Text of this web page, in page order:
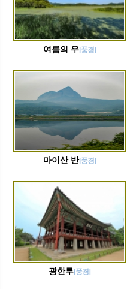
여름의 우[풍경]
마이산 반[풍경]
광한루[풍경]